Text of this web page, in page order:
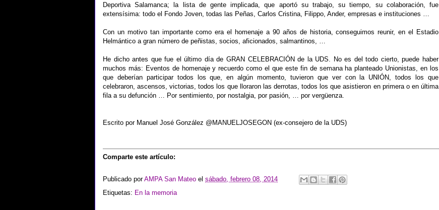
Deportiva Salamanca; la lista de gente implicada, que aportó su trabajo, su tiempo, su colaboración, fue
extensísima: todo el Fondo Joven, todas las Peñas, Carlos Cristina, Filippo, Ander, empresas e instituciones …
Con un motivo tan importante como era el homenaje a 90 años de historia, conseguimos reunir, en el Estadio
Helmántico a gran número de peñistas, socios, aficionados, salmantinos, …
He dicho antes que fue el último día de GRAN CELEBRACIÓN de la UDS. No es del todo cierto, puede haber
muchos más: Eventos de homenaje y recuerdo como el que este fin de semana ha planteado Unionistas, en los
que deberían participar todos los que, en algún momento, tuvieron que ver con la UNIÓN, todos los que
celebraron, ascensos, victorias, todos los que lloraron las derrotas, todos los que asistieron en primera o en última
fila a su defunción … Por sentimiento, por nostalgia, por pasión, … por vergüenza.
Escrito por Manuel José González @MANUELJOSEGON (ex-consejero de la UDS)
Comparte este artículo:
Publicado porAMPA San Mateo el sábado, febrero 08, 2014
Etiquetas: En la memoria